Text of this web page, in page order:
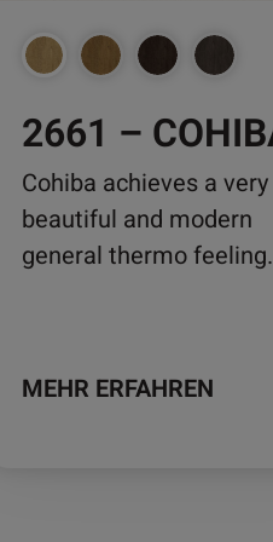
Cohiba achieves a very
beautiful and modern
general thermo feeling.
MEHR ERFAHREN
Produktseite
gewählt
werden